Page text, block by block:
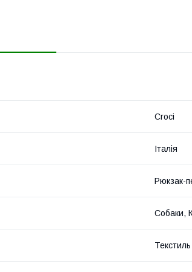
Croci
Італія
Рюкзак-
Собаки,
Текстиль